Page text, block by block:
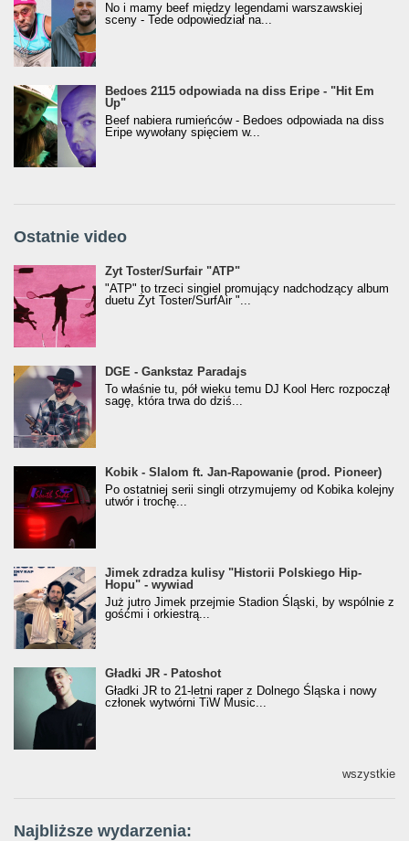
No i mamy beef między legendami warszawskiej
sceny - Tede odpowiedział na...
Bedoes 2115 odpowiada na diss Eripe - "Hit Em
Up"
Beef nabiera rumieńców - Bedoes odpowiada na diss
Eripe wywołany spięciem w...
Ostatnie video
Żyt Toster/SurfAir - ATP VIDEO
Żyt Toster/Surfair "ATP"
"ATP" to trzeci singiel promujący nadchodzący album
duetu Żyt Toster/SurfAir "...
donGURALesko z nagrodą za
Klasyczny/Trueschoolowy Album Roku
(Popkillery 2023)
DGE - Gankstaz Paradajs
To właśnie tu, pół wieku temu DJ Kool Herc rozpoczął
sagę, która trwa do dziś...
Kobik - Slalom ft. Jan-Rapowanie (prod. Pioneer)
[Official Music Visualiser]
Kobik - Slalom ft. Jan-Rapowanie (prod. Pioneer)
Po ostatniej serii singli otrzymujemy od Kobika kolejny
utwór i trochę...
Jimek zdradza kulisy "Historii Polskiego Hip-
Hopu" - wywiad
Jimek zdradza kulisy "Historii Polskiego Hip-
Hopu" - wywiad
Już jutro Jimek przejmie Stadion Śląski, by wspólnie z
gośćmi i orkiestrą...
Gładki JR - Patoshot
Gładki JR - Patoshot
Gładki JR to 21-letni raper z Dolnego Śląska i nowy
członek wytwórni TiW Music...
wszystkie
Najbliższe wydarzenia: